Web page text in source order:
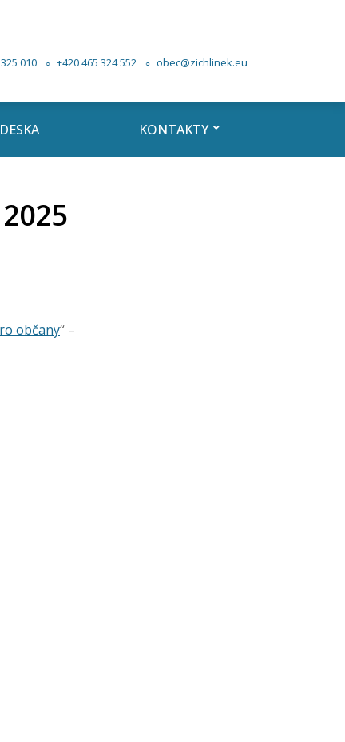
010 +420 465 324 552 obec@zichlinek.eu
KONTAKTY
občany“ –